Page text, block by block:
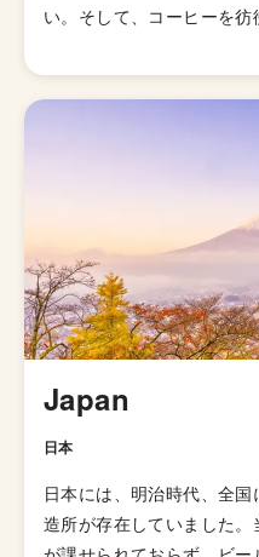
い。そして、コーヒーを
タウト・ポーターと呼ば
ール度数を強くしたもの
はそこまでアルコールの
料・醸造方法におけるポ
ローストした大麦（ロー
あります。そして、スタ
ルの代名詞として有名な
です。 当時、麦芽に税金
ーは節税を目的として麦
ールを醸造することを試
にアイルランドから世界中
ウトの中でも様々な種類に
ートスタウト」、乳糖を
な風味の「ミルクスタウ
Japan
日本
日本には、明治時代、全
造所が存在していました